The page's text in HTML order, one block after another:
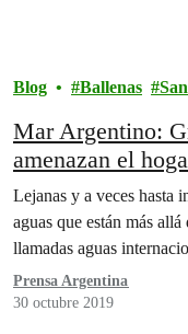
Blog Ballenas
Mar Argentino:
amenazan el
Lejanas y a veces hasta
aguas que están más
llamadas aguas
Prensa Argentina
30 octubre 2019